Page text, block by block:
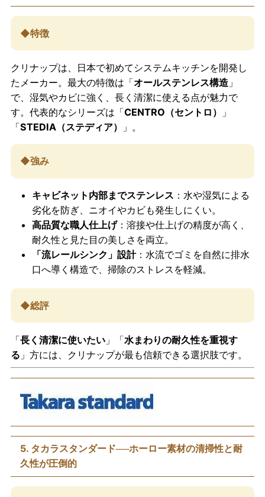
◆特徴
クリナップは、日本で初めてシステムキッチンを開発し
たメーカー。最大の特徴は「オールステンレス構造」
で、湿気やカビに強く、長く清潔に使える点が魅力で
す。代表的なシリーズは「CENTRO（セントロ）
」
「STEDIA（ステディア） 」。
◆強み
キャビネット内部までステンレス ：水や湿気による
劣化を防ぎ、ニオイやカビも発生しにくい。
高品質な職人仕上げ：溶接や仕上げの精度が高く、
耐久性と見た目の美しさを両立。
「流レールシンク」設計：水流でゴミを自然に排水
口へ導く構造で、掃除のストレスを軽減。
◆総評
「長く清潔に使いたい」「水まわりの耐久性を重視す
る 」方には、クリナップが最も信頼できる選択肢です。
5. タカラスタンダード──ホーロー素材の清掃性と耐
久性が圧倒的